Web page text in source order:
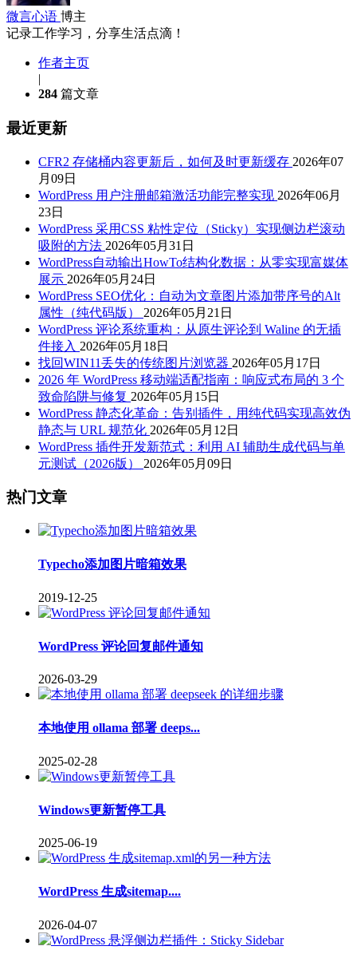
微言心语 博主
记录工作学习，分享生活点滴！
作者主页
|
284 篇文章
最近更新
CFR2 存储桶内容更新后，如何及时更新缓存 2026年07
月09日
WordPress 用户注册邮箱激活功能完整实现 2026年06月
23日
WordPress 采用CSS 粘性定位（Sticky）实现侧边栏滚动
吸附的方法 2026年05月31日
WordPress自动输出HowTo结构化数据：从零实现富媒体
展示 2026年05月24日
WordPress SEO优化：自动为文章图片添加带序号的Alt
属性（纯代码版） 2026年05月21日
WordPress 评论系统重构：从原生评论到 Waline 的无插
件接入 2026年05月18日
找回WIN11丢失的传统图片浏览器 2026年05月17日
2026 年 WordPress 移动端适配指南：响应式布局的 3 个
致命陷阱与修复 2026年05月15日
WordPress 静态化革命：告别插件，用纯代码实现高效伪
静态与 URL 规范化 2026年05月12日
WordPress 插件开发新范式：利用 AI 辅助生成代码与单
元测试（2026版） 2026年05月09日
热门文章
Typecho添加图片暗箱效果
2019-12-25
WordPress 评论回复邮件通知
2026-03-29
本地使用 ollama 部署 deeps...
2025-02-28
Windows更新暂停工具
2025-06-19
WordPress 生成sitemap....
2026-04-07